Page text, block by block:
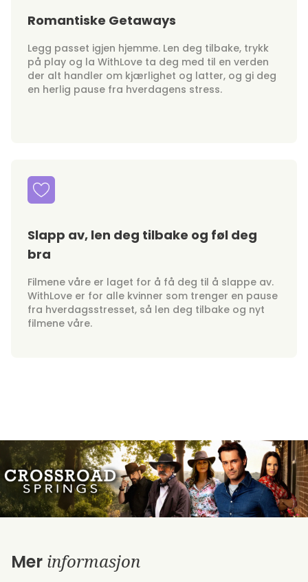
Romantiske Getaways
Legg passet igjen hjemme. Len deg tilbake, trykk
på play og la WithLove ta deg med til en verden
der alt handler om kjærlighet og latter, og gi deg
en herlig pause fra hverdagens stress.
Slapp av, len deg tilbake og føl deg
bra
Filmene våre er laget for å få deg til å slappe av.
WithLove er for alle kvinner som trenger en pause
fra hverdagsstresset, så len deg tilbake og nyt
filmene våre.
Mer informasjon